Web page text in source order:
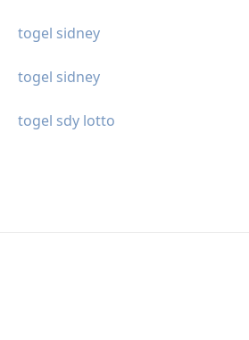
togel sidney
togel sidney
togel sdy lotto